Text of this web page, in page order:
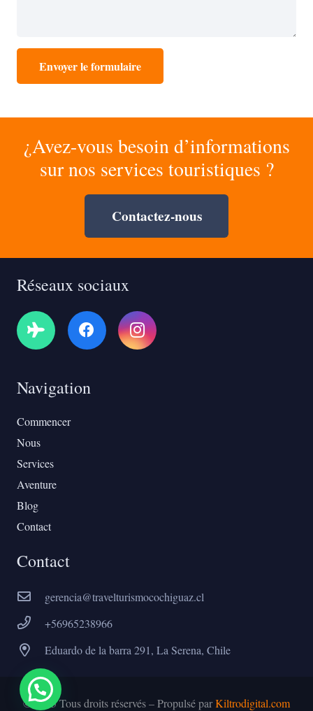
Envoyer le formulaire
¿Avez-vous besoin d’informations
sur nos services touristiques ?
Contactez-nous
Réseaux sociaux
Navigation
Commencer
Nous
Services
Aventure
Blog
Contact
Contact
gerencia@travelturismocochiguaz.cl
+56965238966
Eduardo de la barra 291, La Serena, Chile
© 2025 Tous droits réservés – Propulsé parKiltrodigital.com